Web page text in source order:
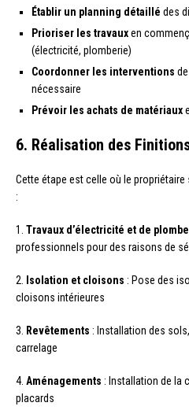
Établir un planning détaillé des
Prioriser les travauxen
(électricité, plomberie)
Coordonner les interventions
nécessaire
Prévoir les achats de matériaux
6. Réalisation des
Cette étape est celle où le propriétaire
:
1. Travaux d’électricité et de
professionnels pour des raisons de
2. Isolation et cloisons : Pose des
cloisons intérieures
3. Revêtements : Installation des
carrelage
4. Aménagements : Installation de la
placards